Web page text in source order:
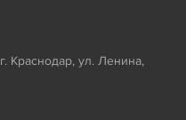
г. Краснодар, ул. Ленина,